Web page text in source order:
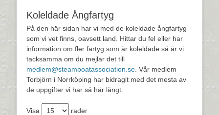
Koleldade Ångfartyg
På den här sidan har vi med de koleldade ångfartyg
som vi vet finns, oavsett land. Hittar du fel eller har
information om fler fartyg som är koleldade så är vi
tacksamma om du mejlar det till
medlem@steamboatassociation.se . Vår medlem
Torbjörn i Norrköping har bidragit med det mesta av
de uppgifter vi har så här långt.
Visa rader